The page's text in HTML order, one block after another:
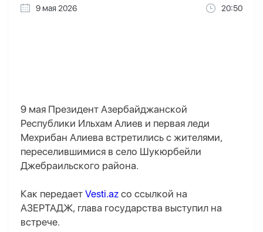
9 мая 2026 20:50
9 мая Президент Азербайджанской
Республики Ильхам Алиев и первая леди
Мехрибан Алиева встретились с жителями,
переселившимися в село Шукюрбейли
Джебраильского района.
Как передает Vesti.az со ссылкой на
АЗЕРТАДЖ, глава государства выступил на
встрече.